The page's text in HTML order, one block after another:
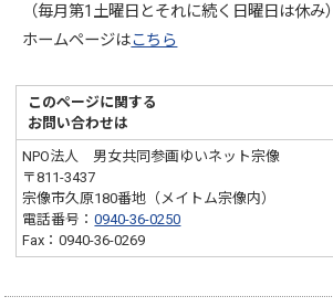
（毎月第1土曜日とそれに続く日曜日は休み）
ホームページはこちら
このページに関する
お問い合わせは
NPO法人 男女共同参画ゆいネット宗像
〒811-3437
宗像市久原180番地（メイトム宗像内）
電話番号：0940-36-0250
Fax：0940-36-0269